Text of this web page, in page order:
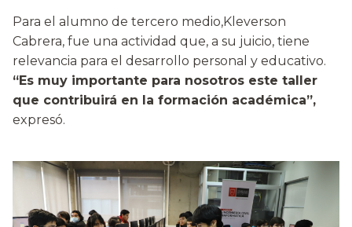
Para el alumno de tercero medio,Kleverson
Cabrera, fue una actividad que, a su juicio, tiene
relevancia para el desarrollo personal y educativo.
“Es muy importante para nosotros este taller
que contribuirá en la formación académica”,
expresó.